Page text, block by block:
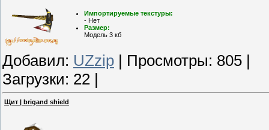
Импортируемые текстуры:
- Нет
Размер:
Модель 3 кб
Добавил: UZzip | Просмотры: 805 |
Загрузки: 22 |
Щит | brigand shield